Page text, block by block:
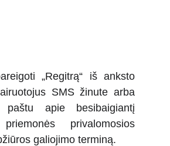
„Regitrą“ iš anksto
SMS žinute arba
paštu apie besibaigiantį
privalomosios
galiojimo terminą.